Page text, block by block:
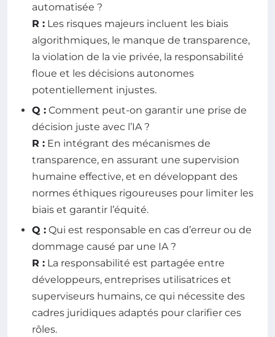
automatisée ?
R : Les risques majeurs incluent les biais
algorithmiques, le manque de transparence,
la violation de la vie privée, la responsabilité
floue et les décisions autonomes
potentiellement injustes.
Q : Comment peut-on garantir une prise de
décision juste avec l’IA ?
R : En intégrant des mécanismes de
transparence, en assurant une supervision
humaine effective, et en développant des
normes éthiques rigoureuses pour limiter les
biais et garantir l’équité.
Q : Qui est responsable en cas d’erreur ou de
dommage causé par une IA ?
R : La responsabilité est partagée entre
développeurs, entreprises utilisatrices et
superviseurs humains, ce qui nécessite des
cadres juridiques adaptés pour clarifier ces
rôles.